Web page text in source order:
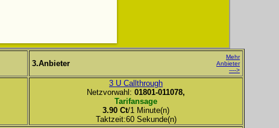
3.Anbieter
Mehr
Anbieter
---->
3 U Callthrough
Netzvorwahl: 01801-011078,
Tarifansage
3.90 Ct/1 Minute(n)
Taktzeit:60 Sekunde(n)